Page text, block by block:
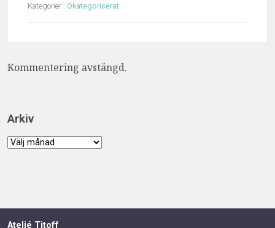
Kategorier : Okategoriserat
Kommentering avstängd.
Arkiv
Arkiv
Ateljé Titoff